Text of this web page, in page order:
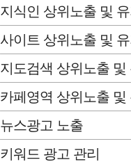
지식인 상위노출 및
사이트 상위노출 및
지도검색 상위노출 및
카페영역 상위노출 및
뉴스광고 노출
키워드 광고 관리